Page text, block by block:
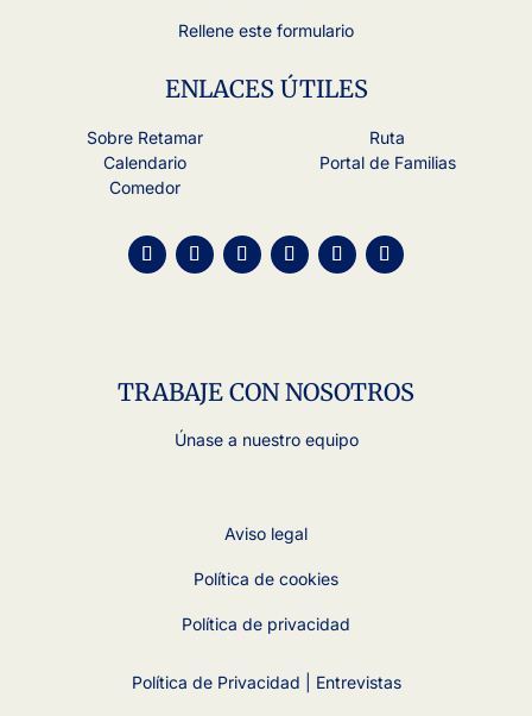
Rellene este formulario
ENLACES ÚTILES
Sobre Retamar
Calendario
Comedor
Ruta
Portal de Familias
TRABAJE CON NOSOTROS
Únase a nuestro equipo
Aviso legal
Política de cookies
Política de privacidad
Política de Privacidad | Entrevistas